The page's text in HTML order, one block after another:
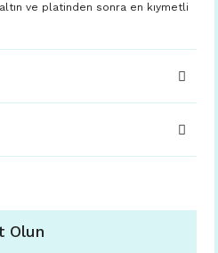
ve platinden sonra en kıymetli
Olun